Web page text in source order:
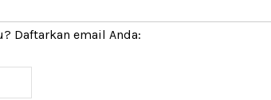
Daftarkan email Anda: